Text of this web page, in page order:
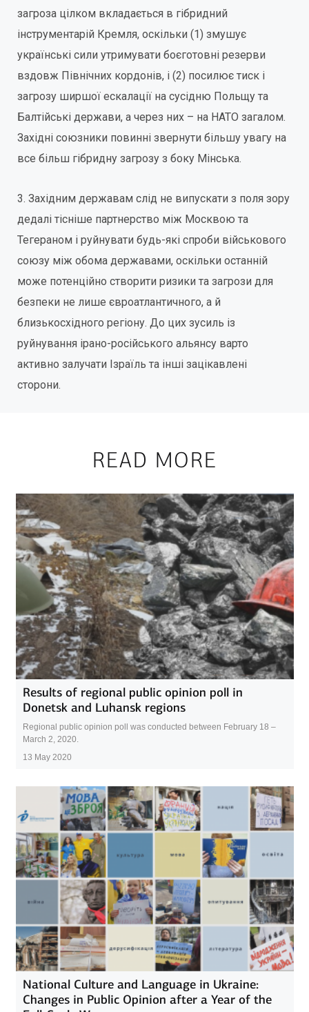
загроза цілком вкладається в гібридний
інструментарій Кремля, оскільки (1) змушує
українські сили утримувати боєготовні резерви
вздовж Північних кордонів, і (2) посилює тиск і
загрозу ширшої ескалації на сусідню Польщу та
Балтійські держави, а через них – на НАТО загалом.
Західні союзники повинні звернути більшу увагу на
все більш гібридну загрозу з боку Мінська.
3. Західним державам слід не випускати з поля зору
дедалі тісніше партнерство між Москвою та
Тегераном і руйнувати будь-які спроби військового
союзу між обома державами, оскільки останній
може потенційно створити ризики та загрози для
безпеки не лише євроатлантичного, а й
близькосхідного регіону. До цих зусиль із
руйнування ірано-російського альянсу варто
активно залучати Ізраїль та інші зацікавлені
сторони.
READ MORE
Results of regional public opinion poll in
Donetsk and Luhansk regions
Regional public opinion poll was conducted between February 18 –
March 2, 2020.
13 May 2020
National Culture and Language in Ukraine:
Changes in Public Opinion after a Year of the